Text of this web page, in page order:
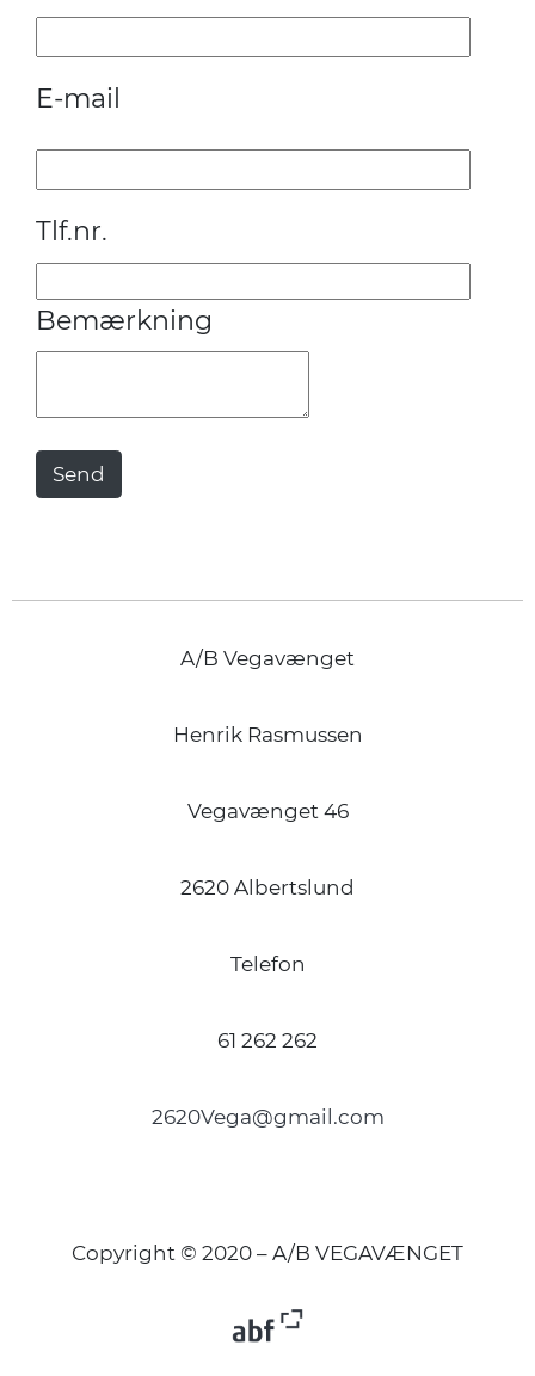
E-mail
Tlf.nr.
Bemærkning
A/B Vegavænget
Henrik Rasmussen
Vegavænget 46
2620 Albertslund
Telefon
61 262 262
2620Vega@gmail.com
Copyright © 2020 – A/B VEGAVÆNGET